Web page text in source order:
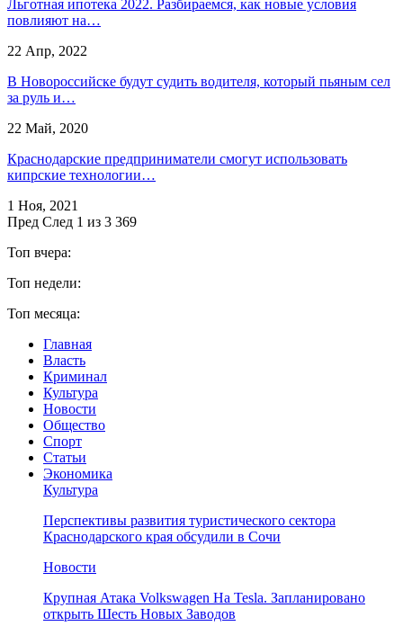
Льготная ипотека 2022. Разбираемся, как новые условия
повлияют на…
22 Апр, 2022
В Новороссийске будут судить водителя, который пьяным сел
за руль и…
22 Май, 2020
Краснодарские предприниматели смогут использовать
кипрские технологии…
1 Ноя, 2021
Пред След 1 из 3 369
Топ вчера:
Топ недели:
Топ месяца:
Главная
Власть
Криминал
Культура
Новости
Общество
Спорт
Статьи
Экономика
Культура
Перспективы развития туристического сектора
Краснодарского края обсудили в Сочи
Новости
Крупная Атака Volkswagen На Tesla. Запланировано
открыть Шесть Новых Заводов